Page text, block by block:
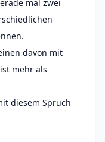
mal zwei
davon mit
mehr als
diesem Spruch